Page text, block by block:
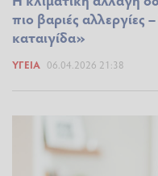
πιο βαριές αλλεργίες
καταιγίδα»
ΥΓΕΊΑ 06.04.2026 21:38